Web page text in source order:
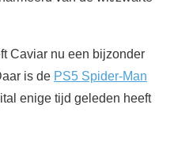
Caviar nu een bijzonder
is de PS5 Spider-Man
enige tijd geleden heeft